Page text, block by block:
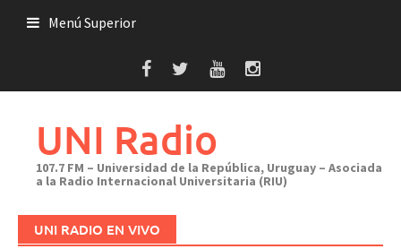
Menú Superior
UNI Radio
107.7 FM – Universidad de la República, Uruguay – Asociada
a la Radio Internacional Universitaria (RIU)
UNI RADIO EN VIVO